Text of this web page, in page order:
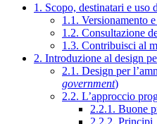
1. Scopo, destinatari e uso
1.1. Versionamento
1.2. Consultazione
1.3. Contribuisci al
2. Introduzione al design
2.1. Design per
government)
2.2. L’approccio
2.2.1. Buone
2.2.2. Principi